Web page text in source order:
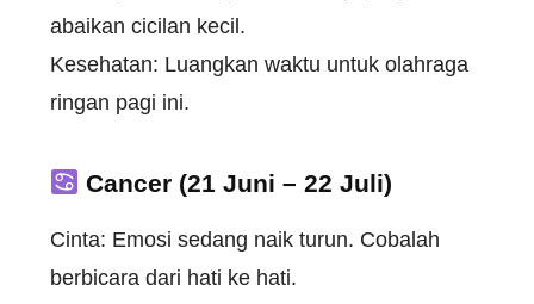
abaikan cicilan kecil.
Kesehatan: Luangkan waktu untuk olahraga
ringan pagi ini.
Cancer (21 Juni – 22 Juli)
Cinta: Emosi sedang naik turun. Cobalah
berbicara dari hati ke hati.